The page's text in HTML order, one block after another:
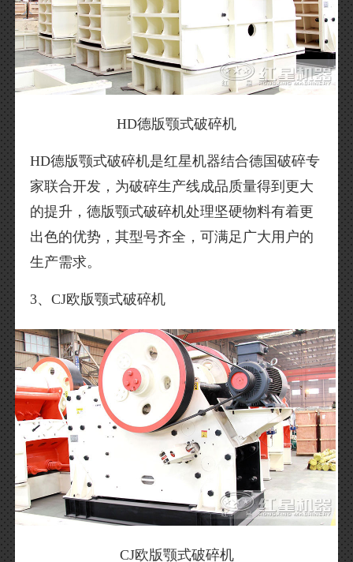
HD德版颚式破碎机
HD德版颚式破碎机是红星机器结合德国破碎专
家联合开发，为破碎生产线成品质量得到更大
的提升，德版颚式破碎机处理坚硬物料有着更
出色的优势，其型号齐全，可满足广大用户的
生产需求。
3、CJ欧版颚式破碎机
CJ欧版颚式破碎机